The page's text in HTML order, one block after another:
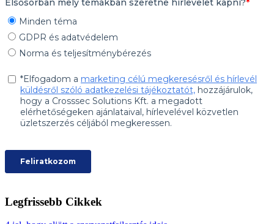
Legfrissebb Cikkek